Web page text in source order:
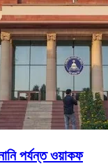
পর্যন্ত ওয়াকফ